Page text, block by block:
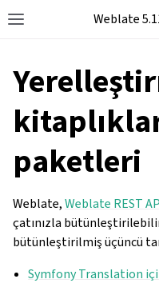
Toggle site navigation
Weblate
paketleri
Weblate,Weblate REST
çatınızla
bütünleştirilmiş üçüncü
Symfony Translation